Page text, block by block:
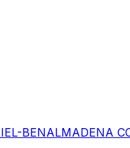
BENALMADENA